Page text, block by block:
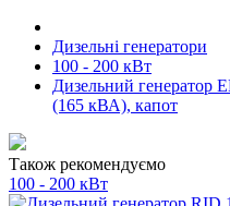
Дизельні генератори
100 - 200 кВт
Дизельний генератор
(165 кВА), капот
Також рекомендуємо
100 - 200 кВт